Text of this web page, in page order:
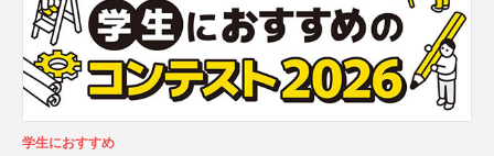
学生におすすめ